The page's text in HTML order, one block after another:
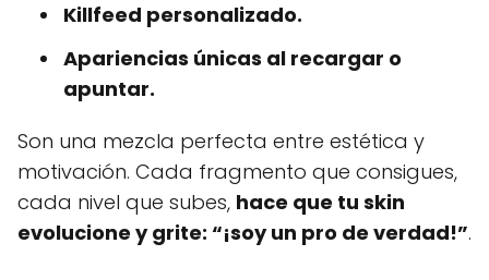
Killfeed personalizado.
Apariencias únicas al recargar o
apuntar.
Son una mezcla perfecta entre estética y
motivación. Cada fragmento que consigues,
cada nivel que subes, hace que tu skin
evolucione y grite: “¡soy un pro de verdad!”.